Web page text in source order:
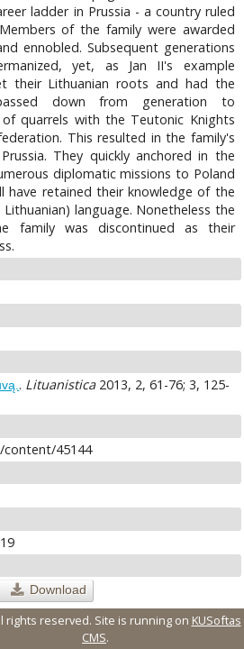
ladder in Prussia - a country ruled
of the family were awarded
ennobled. Subsequent generations
yet, as Jan II's example
their Lithuanian roots and had the
down from generation to
quarrels with the Teutonic Knights
This resulted in the family's
They quickly anchored in the
diplomatic missions to Poland
have retained their knowledge of the
language. Nonetheless the
family was discontinued as their
. Lituanistica2013, 2, 61-76; 3, 125-
45144
Download
rights reserved. Site is running on KUSoftas
CMS.